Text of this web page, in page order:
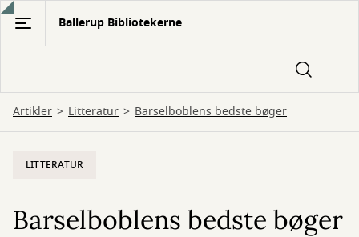
Gå
hovedindhold
Ballerup Bibliotekerne
Artikler Litteratur Barselboblens bedste bøger
LITTERATUR
Barselboblens bedste bøger